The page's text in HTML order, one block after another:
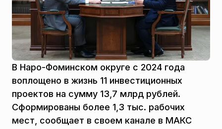
В Наро-Фоминском округе с 2024 года
воплощено в жизнь 11 инвестиционных
проектов на сумму 13,7 млрд рублей.
Сформированы более 1,3 тыс. рабочих
мест, сообщает в своем канале в МАКС